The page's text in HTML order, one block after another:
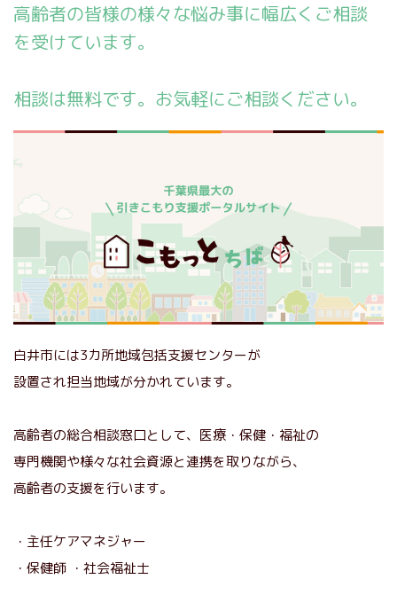
高齢者の皆様の様々な悩み事に幅広くご相談
を受けています。
相談は無料です。お気軽にご相談ください。
白井市には3カ所地域包括支援センターが
設置され担当地域が分かれています。
高齢者の総合相談窓口として、医療・保健・福祉の
専門機関や様々な社会資源と連携を取りながら、
高齢者の支援を行います。
・主任ケアマネジャー
・保健師 ・社会福祉士